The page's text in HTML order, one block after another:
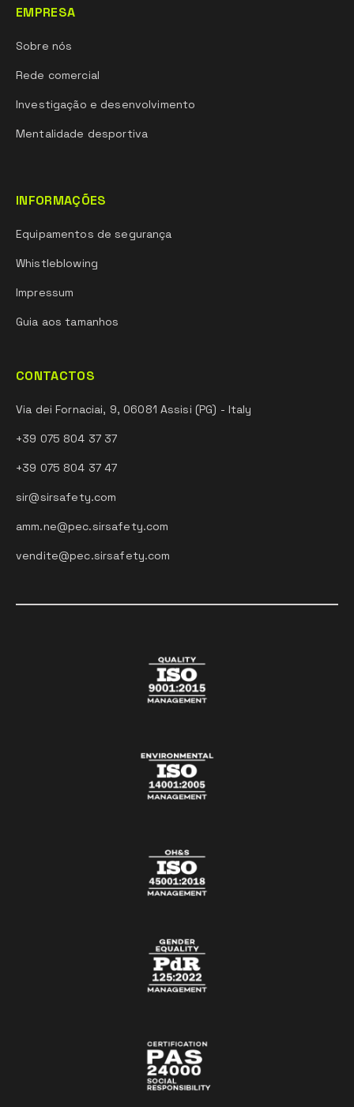
EMPRESA
Sobre nós
Rede comercial
Investigação e desenvolvimento
Mentalidade desportiva
INFORMAÇÕES
Equipamentos de segurança
Whistleblowing
Impressum
Guia aos tamanhos
CONTACTOS
Via dei Fornaciai, 9, 06081 Assisi (PG) - Italy
+39 075 804 37 37
+39 075 804 37 47
sir@sirsafety.com
amm.ne@pec.sirsafety.com
vendite@pec.sirsafety.com